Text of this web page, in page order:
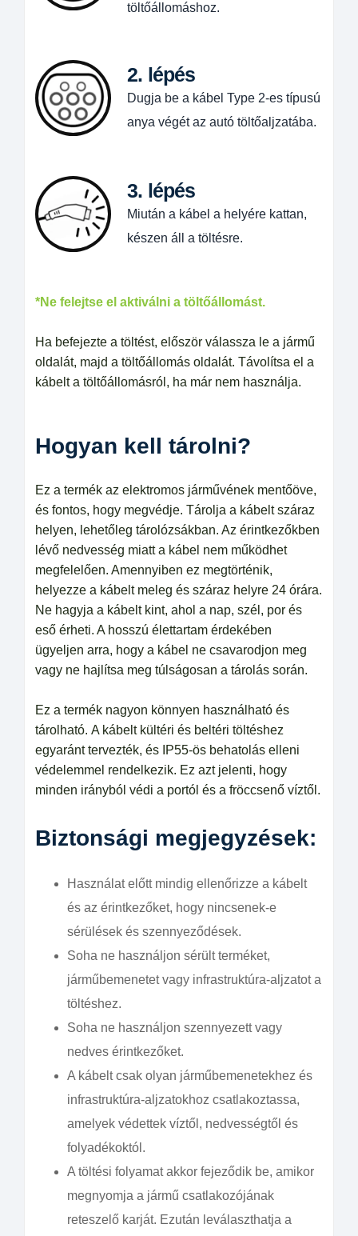
töltőállomáshoz.
2. lépés
Dugja be a kábel Type 2-es típusú
anya végét az autó töltőaljzatába.
3. lépés
Miután a kábel a helyére kattan,
készen áll a töltésre.
*Ne felejtse el aktiválni a töltőállomást.
Ha befejezte a töltést, először válassza le a jármű
oldalát, majd a töltőállomás oldalát. Távolítsa el a
kábelt a töltőállomásról, ha már nem használja.
Hogyan kell tárolni?
Ez a termék az elektromos járművének mentőöve,
és fontos, hogy megvédje. Tárolja a kábelt száraz
helyen, lehetőleg tárolózsákban. Az érintkezőkben
lévő nedvesség miatt a kábel nem működhet
megfelelően. Amennyiben ez megtörténik,
helyezze a kábelt meleg és száraz helyre 24 órára.
Ne hagyja a kábelt kint, ahol a nap, szél, por és
eső érheti. A hosszú élettartam érdekében
ügyeljen arra, hogy a kábel ne csavarodjon meg
vagy ne hajlítsa meg túlságosan a tárolás során.
Ez a termék nagyon könnyen használható és
tárolható. A kábelt kültéri és beltéri töltéshez
egyaránt tervezték, és IP55-ös behatolás elleni
védelemmel rendelkezik. Ez azt jelenti, hogy
minden irányból védi a portól és a fröccsenő víztől.
Biztonsági megjegyzések:
Használat előtt mindig ellenőrizze a kábelt
és az érintkezőket, hogy nincsenek-e
sérülések és szennyeződések.
Soha ne használjon sérült terméket,
járműbemenetet vagy infrastruktúra-aljzatot a
töltéshez.
Soha ne használjon szennyezett vagy
nedves érintkezőket.
A kábelt csak olyan járműbemenetekhez és
infrastruktúra-aljzatokhoz csatlakoztassa,
amelyek védettek víztől, nedvességtől és
folyadékoktól.
A töltési folyamat akkor fejeződik be, amikor
megnyomja a jármű csatlakozójának
reteszelő karját. Ezután leválaszthatja a